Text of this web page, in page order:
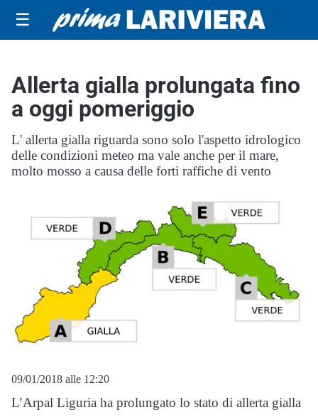
☰
Allerta gialla prolungata fino
a oggi pomeriggio
L' allerta gialla riguarda sono solo l'aspetto idrologico
delle condizioni meteo ma vale anche per il mare,
molto mosso a causa delle forti raffiche di vento
09/01/2018 alle 12:20
L’Arpal Liguria ha prolungato lo stato di allerta gialla